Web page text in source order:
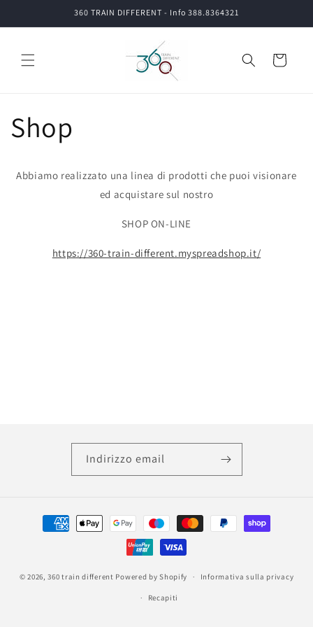
direttamente
ai contenuti
360 TRAIN DIFFERENT - Info 388.8364321
Carrello
Shop
Abbiamo realizzato una linea di prodotti che puoi visionare
ed acquistare sul nostro
SHOP ON-LINE
https://360-train-different.myspreadshop.it/
Indirizzo email
Metodi
© 2026,360 train different Powered by Shopify Informativa sulla privacy
Recapiti